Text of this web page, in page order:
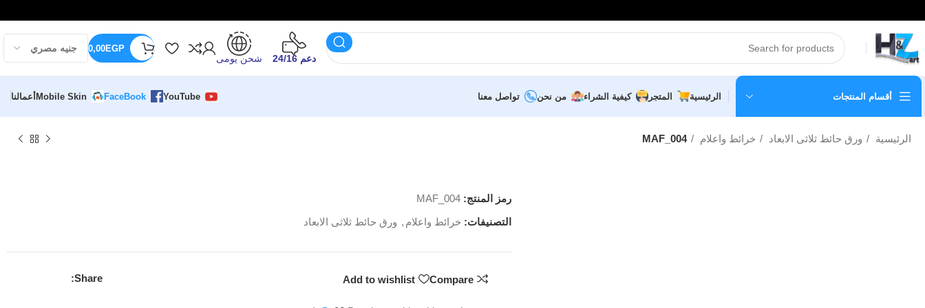
دعم 24/16 شحن يومى
0,00EGP
أقسام المنتجات الرئيسية المتجر كيفية الشراء من نحن تواصل معنا YouTube
FaceBook
Mobile Skinأعمالنا
الرئيسية ورق حائط ثلاثى الابعاد خرائط واعلام MAF_004
رمز المنتج: MAF_004
التصنيفات: خرائط واعلام , ورق حائط ثلاثى الابعاد
Compare
Add to wishlist
Share: